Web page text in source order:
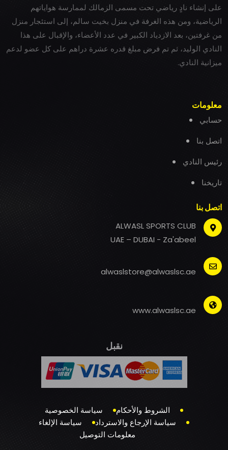
على إنشاء نادٍ رياضي تحت مسمى الزمالك لممارسة هواياتهم
الرياضية، ومن هذه الغرفة في منزل بخيت سالم، إلى استئجار منزل
من غرفتين، بعد الازدياد الكبير في عدد الأعضاء، والإقبال على هذا
النادي الوليد، ثم تم فرض مبلغ قدره عشرة دراهم على كل عضو لدعم
ميزانية النادي.
معلومات
حسابي
اتصل بنا
رئيس النادي
تاريخنا
اتصل بنا
ALWASL SPORTS CLUB
UAE – DUBAI - Za'abeel
alwaslstore@alwaslsc.ae
www.alwaslsc.ae
نقبل
الشروط والأحكام
سياسة الخصوصية
سياسة الإرجاع والاسترداد
سياسة الإلغاء
معلومات التوصيل